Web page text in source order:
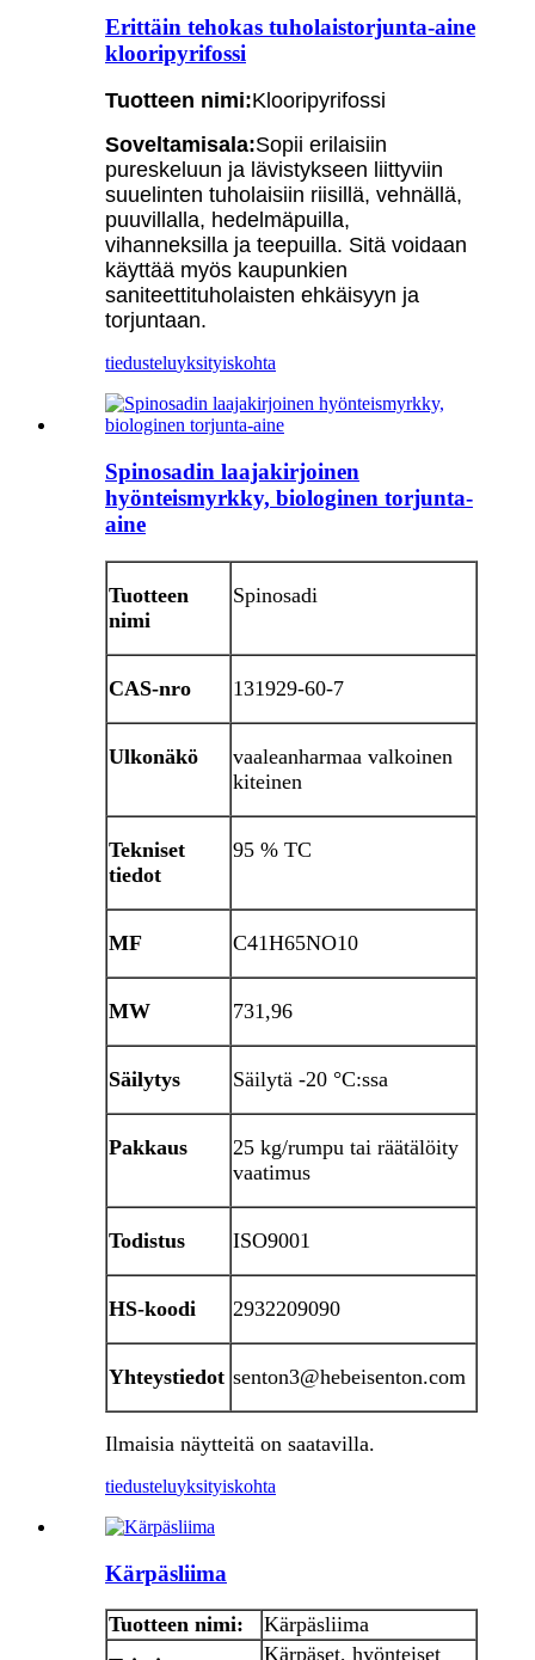
Erittäin tehokas tuholaistorjunta-aine
klooripyrifossi
Tuotteen nimi:Klooripyrifossi
Soveltamisala:Sopii erilaisiin
pureskeluun ja lävistykseen liittyviin
suuelinten tuholaisiin riisillä, vehnällä,
puuvillalla, hedelmäpuilla,
vihanneksilla ja teepuilla. Sitä voidaan
käyttää myös kaupunkien
saniteettituholaisten ehkäisyyn ja
torjuntaan.
tiedusteluyksityiskohta
Spinosadin laajakirjoinen
hyönteismyrkky, biologinen torjunta-
aine
Tuotteen
nimi
Spinosadi
CAS-nro 131929-60-7
Ulkonäkö
vaaleanharmaa valkoinen
kiteinen
Tekniset
tiedot
95 % TC
MF C41H65NO10
MW 731,96
Säilytys Säilytä -20 °C:ssa
Pakkaus
25 kg/rumpu tai räätälöity
vaatimus
Todistus ISO9001
HS-koodi 2932209090
Yhteystiedot senton3@hebeisenton.com
Ilmaisia ​​näytteitä on saatavilla.
tiedusteluyksityiskohta
Kärpäsliima
Tuotteen nimi:
Kärpäsliima
Kärpäset, hyönteiset